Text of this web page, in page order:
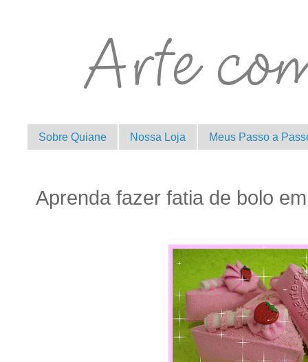
Sobre Quiane Nossa Loja Meus Passo a
Aprenda fazer fatia de bolo